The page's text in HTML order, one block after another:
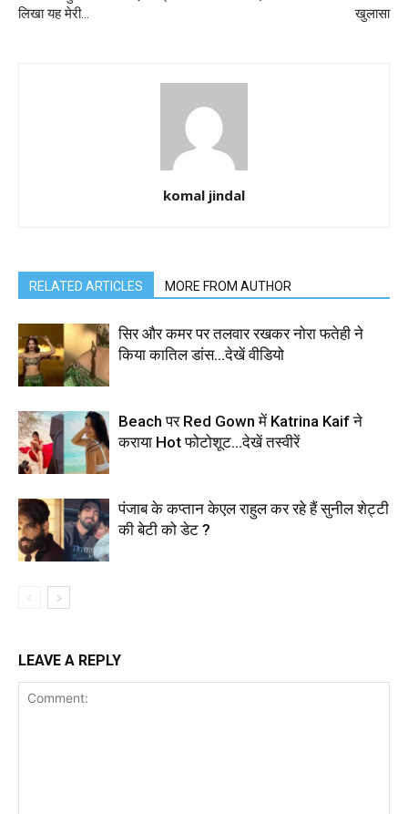
लिखा यह मेरी…
खुलासा
komal jindal
RELATED ARTICLES MORE FROM AUTHOR
सिर और कमर पर तलवार रखकर नोरा फतेही ने
किया कातिल डांस…देखें वीडियो
Beach पर Red Gown में Katrina Kaif ने
कराया Hot फोटोशूट…देखें तस्वीरें
पंजाब के कप्तान केएल राहुल कर रहे हैं सुनील शेट्टी
की बेटी को डेट ?
LEAVE A REPLY